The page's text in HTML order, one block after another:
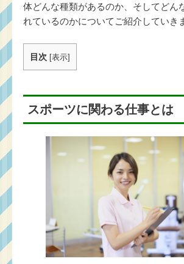
体どんな種類があるのか、そしてどん
れているのかについてご紹介していき
目次 [表示]
スポーツに関わる仕事とは